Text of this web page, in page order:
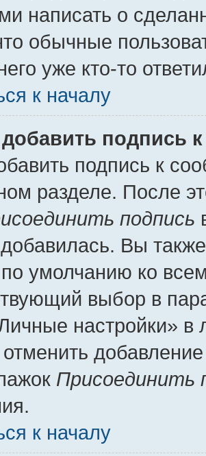
написать о
обычные
уже кто-то
к началу
подпись
подпись к
разделе. После
подпись
Вы
умолчанию ко
выбор в
настройки»
Присоединить
к началу